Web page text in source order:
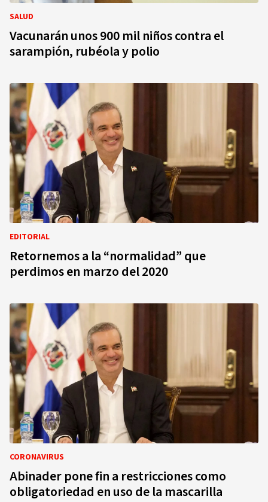
SALUD
Vacunarán unos 900 mil niños contra el
sarampión, rubéola y polio
EDITORIAL
Retornemos a la “normalidad” que
perdimos en marzo del 2020
CORONAVIRUS
Abinader pone fin a restricciones como
obligatoriedad en uso de la mascarilla